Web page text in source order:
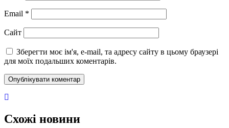
Email *
Сайт
Зберегти моє ім'я, e-mail, та адресу сайту в цьому браузері
для моїх подальших коментарів.
Схожі новини